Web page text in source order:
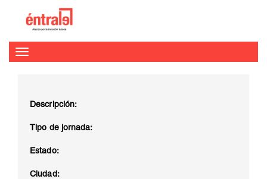
Descripción:
Tipo de jornada:
Estado:
Ciudad: